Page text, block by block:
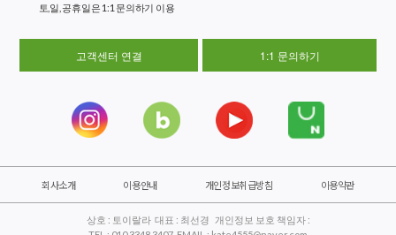
토,일, 공휴일은 1:1 문의하기 이용
고객센터 연결 1:1 문의하기
회사소개 이용안내 개인정보취급방침 이용약관
상호 : 토이랄라 대표 : 최선경 개인정보 보호 책임자 :